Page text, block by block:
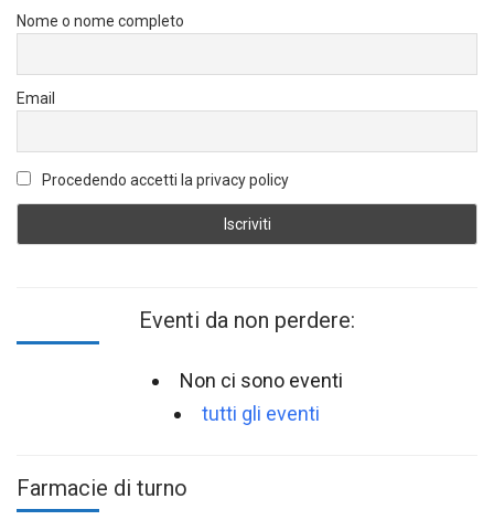
Nome o nome completo
Email
Procedendo accetti la privacy policy
Eventi da non perdere:
Non ci sono eventi
tutti gli eventi
Farmacie di turno